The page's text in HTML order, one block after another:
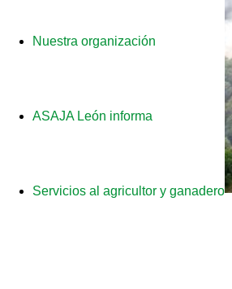
Nuestra organización
ASAJA León informa
Servicios al agricultor y ganadero